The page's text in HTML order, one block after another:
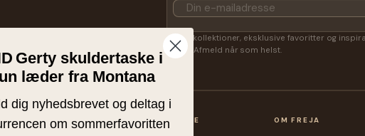
Få nye kollektioner, eksklusive favoritter og
Lasse. Afmeld når som helst.
KUNDESERVICE OM FREJA
Gerty skuldertaske i
læder fra Montana
dig nyhedsbrevet og deltag i
om sommerfavoritten